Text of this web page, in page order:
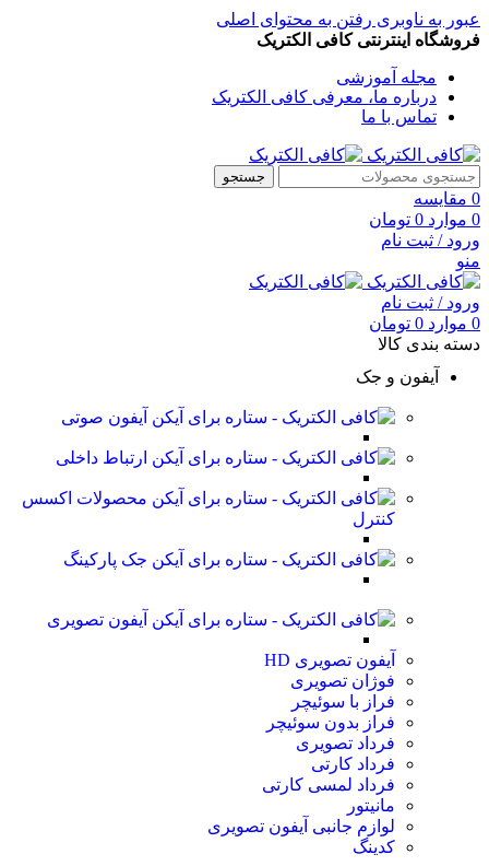
عبور به ناوبری رفتن به محتوای اصلی
فروشگاه اینترنتی کافی الکتریک
مجله آموزشی
درباره ما، معرفی کافی الکتریک
تماس با ما
جستجو
0 مقایسه
0 موارد 0 تومان
ورود / ثبت نام
منو
ورود / ثبت نام
0 موارد 0 تومان
دسته بندی کالا
آیفون و جک
آیفون صوتی
ارتباط داخلی
محصولات اکسس
کنترل
جک پارکینگ
آیفون تصویری
آیفون تصویری HD
فوژان تصویری
فراز با سوئیچر
فراز بدون سوئیچر
فرداد تصویری
فرداد کارتی
فرداد لمسی کارتی
مانیتور
لوازم جانبی آیفون تصویری
کدینگ